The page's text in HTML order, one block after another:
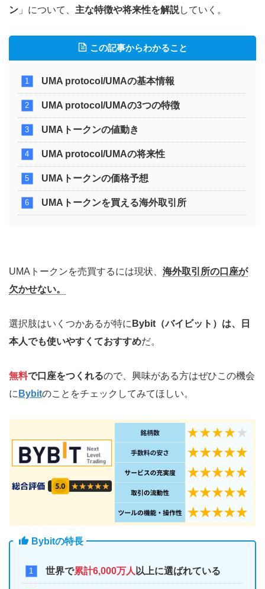
ン 」について、 主な特徴や将来性を解説していく。
この記事からわかること
UMA protocol/UMAの基本情報
UMA protocol/UMAの3つの特徴
UMA トークンの値動き
UMA protocol/UMAの将来性
UMAトークンの価格予想
UMAトークンを買える海外取引所
UMAトークンを売買するには現状、 海外取引所の口座が
欠かせない。
選択肢はいくつかあるが特に Bybit（バイビット）は、日
本人でも使いやすくておすすめだ。
無料で口座をつくれるので、興味がある方はぜひこの機会
に Bybitのことをチェックしてみてほしい。
Bybitの特長
世界で累計6,000万人 以上に選ばれている